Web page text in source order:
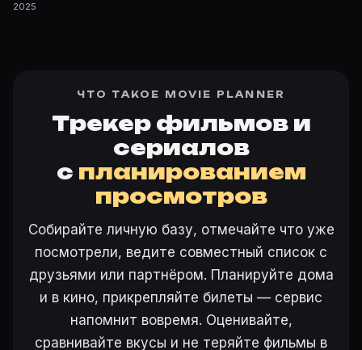
2025
ЧТО ТАКОЕ MOVIE PLANNER
Трекер фильмов и
сериалов
с планированием
просмотров
Собирайте личную базу, отмечайте что уже
посмотрели, ведите совместный список с
друзьями или партнёром. Планируйте дома
и в кино, прикрепляйте билеты — сервис
напомнит вовремя. Оценивайте,
сравнивайте вкусы и не теряйте фильмы в